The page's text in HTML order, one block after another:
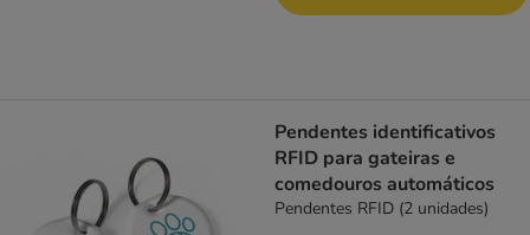
Pendentes identificativos
RFID para gateiras e
comedouros automáticos
Pendentes RFID (2 unidades)